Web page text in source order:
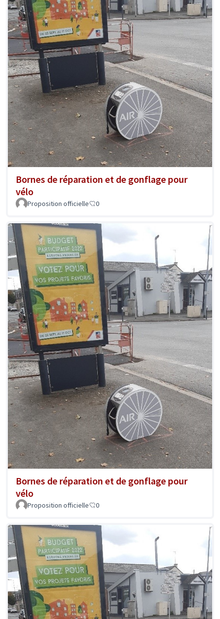
Bornes de réparation et de gonflage pour
vélo
Proposition officielle 0
Bornes de réparation et de gonflage pour
vélo
Proposition officielle 0